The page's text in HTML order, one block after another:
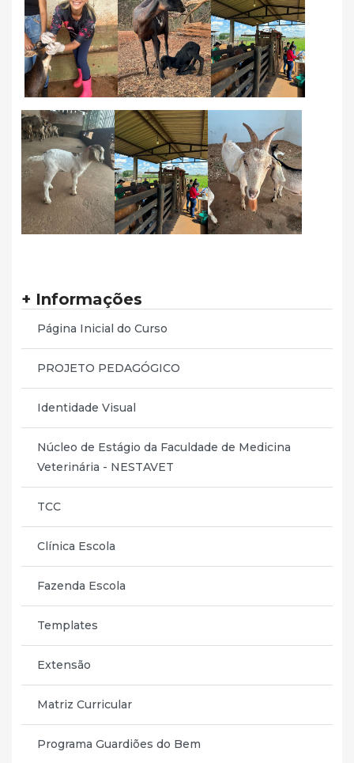
+ Informações
Página Inicial do Curso
PROJETO PEDAGÓGICO
Identidade Visual
Núcleo de Estágio da Faculdade de Medicina
Veterinária - NESTAVET
TCC
Clínica Escola
Fazenda Escola
Templates
Extensão
Matriz Curricular
Programa Guardiões do Bem